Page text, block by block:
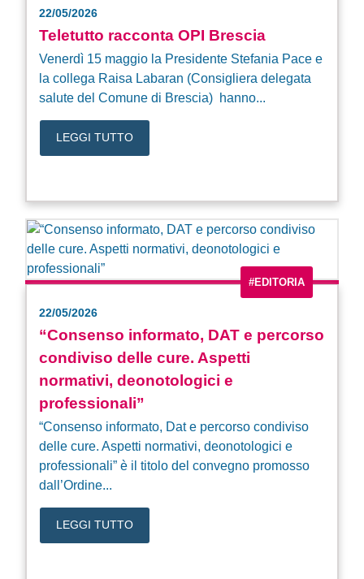
22/05/2026
Teletutto racconta OPI Brescia
Venerdì 15 maggio la Presidente Stefania Pace e
la collega Raisa Labaran (Consigliera delegata
salute del Comune di Brescia) hanno...
LEGGI TUTTO
#EDITORIA
22/05/2026
“Consenso informato, DAT e percorso
condiviso delle cure. Aspetti
normativi, deonotologici e
professionali”
“Consenso informato, Dat e percorso condiviso
delle cure. Aspetti normativi, deonotologici e
professionali” è il titolo del convegno promosso
dall’Ordine...
LEGGI TUTTO